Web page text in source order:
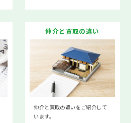
仲介と買取の違い
仲介と買取の違いをご紹介して
います。